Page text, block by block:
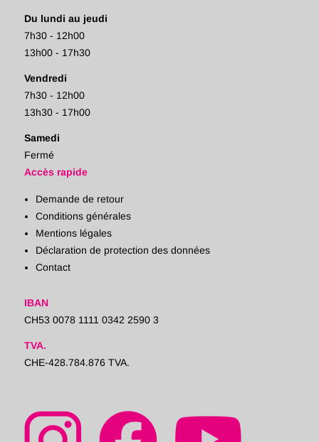
Du lundi au jeudi
7h30 - 12h00
13h00 - 17h30
Vendredi
7h30 - 12h00
13h30 - 17h00
Samedi
Fermé
Accès rapide
Demande de retour
Conditions générales
Mentions légales
Déclaration de protection des données
Contact
IBAN
CH53 0078 1111 0342 2590 3
TVA.
CHE-428.784.876 TVA.